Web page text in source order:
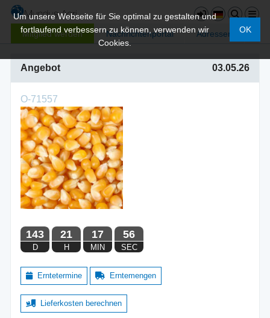
Mitglied werden Nachrichtenportal Adressen
Um unsere Webseite für Sie optimal zu gestalten und
fortlaufend verbessern zu können, verwenden wir
Cookies.
OK
Angebot 03.05.26
O-71557
Erntetermine Erntemengen
Lieferkosten berechnen